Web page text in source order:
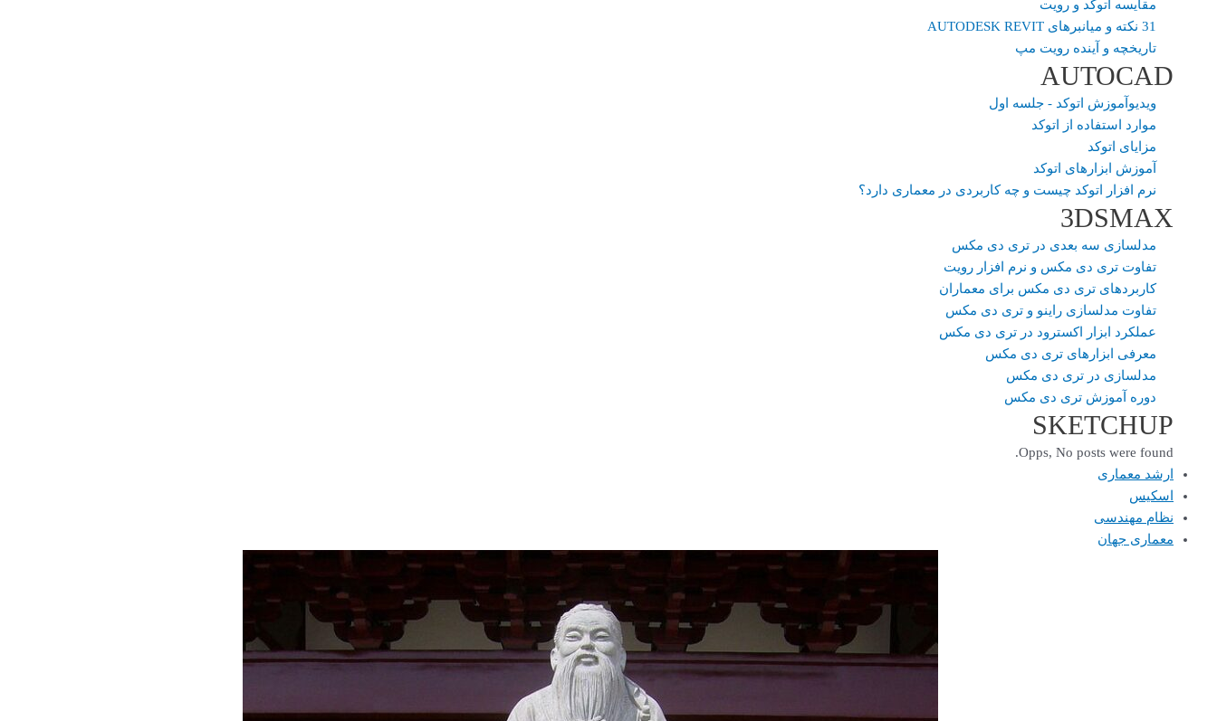
مقایسه اتوکد و رویت
31 نکته و میانبرهای AUTODESK REVIT
تاریخچه و آینده رویت مپ
AUTOCAD
ویدیوآموزش اتوکد - جلسه اول
موارد استفاده از اتوکد
مزایای اتوکد
آموزش ابزارهای اتوکد
نرم افزار اتوکد چیست و چه کاربردی در معماری دارد؟
3DSMAX
مدلسازی سه بعدی در تری دی مکس
تفاوت تری دی مکس و نرم افزار رویت
کاربردهای تری دی مکس برای معماران
تفاوت مدلسازی راینو و تری دی مکس
عملکرد ابزار اکسترود در تری دی مکس
معرفی ابزارهای تری دی مکس
مدلسازی در تری دی مکس
دوره آموزش تری دی مکس
SKETCHUP
Opps, No posts were found.
ارشد معماری
اسکیس
نظام مهندسی
معماری جهان